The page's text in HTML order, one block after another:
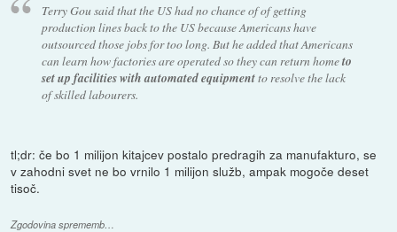
Terry Gou said that the US had no chance of of getting
production lines back to the US because Americans have
outsourced those jobs for too long. But he added that Americans
can learn how factories are operated so they can return hometo
set up facilities with automated equipmentto resolve the lack
of skilled labourers.
tl;dr: če bo 1 milijon kitajcev postalo predragih za manufakturo, se
v zahodni svet ne bo vrnilo 1 milijon služb, ampak mogoče deset
tisoč.
Zgodovina sprememb…